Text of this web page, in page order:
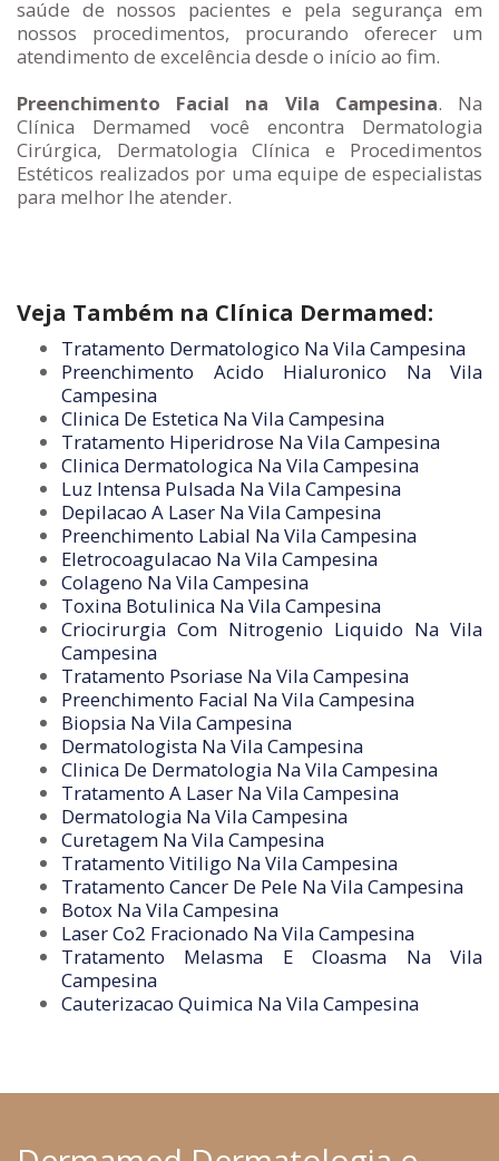
saúde de nossos pacientes e pela segurança em
nossos procedimentos, procurando oferecer um
atendimento de excelência desde o início ao fim.
Preenchimento Facial na Vila Campesina. Na
Clínica Dermamed você encontra Dermatologia
Cirúrgica, Dermatologia Clínica e Procedimentos
Estéticos realizados por uma equipe de especialistas
para melhor lhe atender.
Veja Também na Clínica Dermamed:
Tratamento Dermatologico Na Vila Campesina
Preenchimento Acido Hialuronico Na Vila
Campesina
Clinica De Estetica Na Vila Campesina
Tratamento Hiperidrose Na Vila Campesina
Clinica Dermatologica Na Vila Campesina
Luz Intensa Pulsada Na Vila Campesina
Depilacao A Laser Na Vila Campesina
Preenchimento Labial Na Vila Campesina
Eletrocoagulacao Na Vila Campesina
Colageno Na Vila Campesina
Toxina Botulinica Na Vila Campesina
Criocirurgia Com Nitrogenio Liquido Na Vila
Campesina
Tratamento Psoriase Na Vila Campesina
Preenchimento Facial Na Vila Campesina
Biopsia Na Vila Campesina
Dermatologista Na Vila Campesina
Clinica De Dermatologia Na Vila Campesina
Tratamento A Laser Na Vila Campesina
Dermatologia Na Vila Campesina
Curetagem Na Vila Campesina
Tratamento Vitiligo Na Vila Campesina
Tratamento Cancer De Pele Na Vila Campesina
Botox Na Vila Campesina
Laser Co2 Fracionado Na Vila Campesina
Tratamento Melasma E Cloasma Na Vila
Campesina
Cauterizacao Quimica Na Vila Campesina